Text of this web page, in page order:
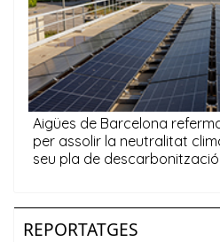
REPORTATGES